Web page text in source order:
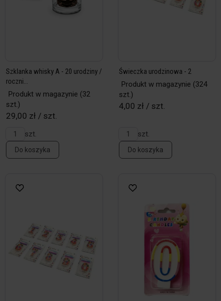
Szklanka whisky A - 20 urodziny /
roczni...
Produkt w magazynie (32
szt.)
29,00 zł / szt.
szt.
Do koszyka
Świeczka urodzinowa - 2
Produkt w magazynie (324
szt.)
4,00 zł / szt.
szt.
Do koszyka